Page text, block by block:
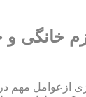
خانگی
ازعوامل مهم